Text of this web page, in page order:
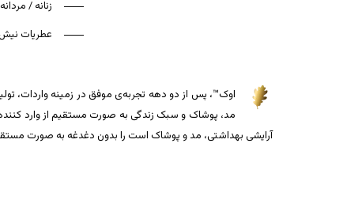
زنانه / مردانه
عطریات
اوک™، پس از دو دهه تجربه‌ی موفق در زمینه واردات،
مد، پوشاک و سبک زندگی به صورت مستقیم از وارد
آرایشی بهداشتی، مد و پوشاک است را بدون دغدغه به صورت مستقیم